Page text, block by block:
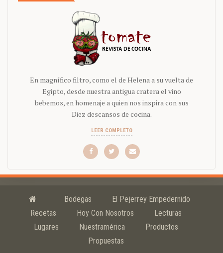
En magnífico filtro, como el de Helena a su vuelta de
Egipto, desde nuestra antigua cratera el vino
bebemos, en homenaje a quien nos inspira con sus
Diez descansos de cocina.
LEER COMPLETO
Bodegas
El Pejerrey Empedernido
Recetas
Hoy Con Nosotros
Lecturas
Lugares
Nuestramérica
Productos
Propuestas